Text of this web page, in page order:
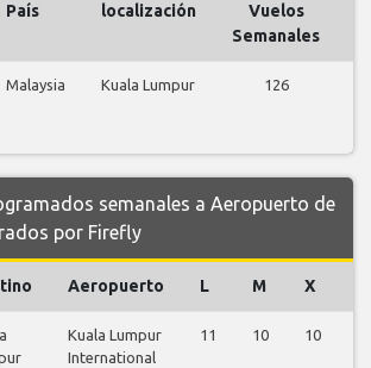
País localización
Vuelos
Semanales
Malaysia Kuala Lumpur
126
semanales a Aeropuerto de
por Firefly
Aeropuerto L M X
Kuala Lumpur
International
11 10 10